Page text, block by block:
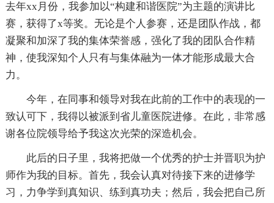
去年xx月份，我参加以“构建和谐医院”为主题的演讲比
赛，获得了x等奖。无论是个人参赛，还是团队作战，都
凝聚和加深了我的集体荣誉感，强化了我的团队合作精
神，使我深知个人只有与集体融为一体才能形成最大合
力。
今年，在同事和领导对我在此前的工作中的表现的一
致认可下，我得以被派到省儿童医院进修。在此，非常感
谢各位院领导给予我这次光荣的深造机会。
此后的日子里，我将把做一个优秀的护士并晋职为护
师作为我的目标。首先，我会认真对待接下来的进修学
习，力争学到真知识、练到真功夫；然后，我会把自己所